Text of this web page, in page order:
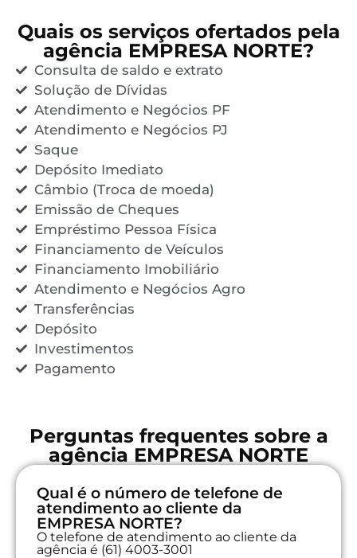
Quais os serviços ofertados pela
agência EMPRESA NORTE?
Consulta de saldo e extrato
Solução de Dívidas
Atendimento e Negócios PF
Atendimento e Negócios PJ
Saque
Depósito Imediato
Câmbio (Troca de moeda)
Emissão de Cheques
Empréstimo Pessoa Física
Financiamento de Veículos
Financiamento Imobiliário
Atendimento e Negócios Agro
Transferências
Depósito
Investimentos
Pagamento
Perguntas frequentes sobre a
agência EMPRESA NORTE
Qual é o número de telefone de
atendimento ao cliente da
EMPRESA NORTE?
O telefone de atendimento ao cliente da
agência é (61) 4003-3001